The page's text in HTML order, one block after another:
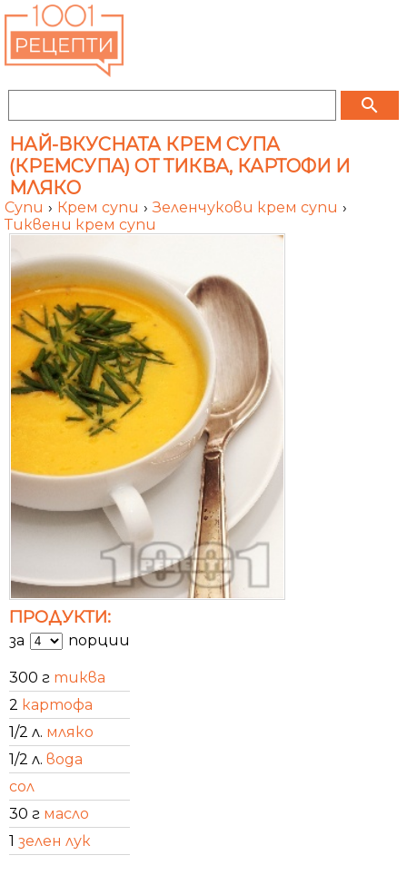
search
НАЙ-ВКУСНАТА КРЕМ СУПА
(КРЕМСУПА) ОТ ТИКВА, КАРТОФИ И
МЛЯКО
Супи › Крем супи › Зеленчукови крем супи ›
Тиквени крем супи
ПРОДУКТИ:
за порции
300 г тиква
2 картофа
1/2 л. мляко
1/2 л. вода
сол
30 г масло
1 зелен лук